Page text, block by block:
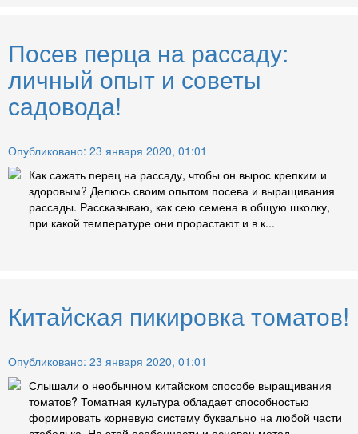
Посев перца на рассаду:
личный опыт и советы
садовода!
Опубликовано: 23 января 2020, 01:01
Как сажать перец на рассаду, чтобы он вырос крепким и
здоровым? Делюсь своим опытом посева и выращивания
рассады. Рассказываю, как сею семена в общую школку,
при какой температуре они прорастают и в к...
Китайская пикировка томатов!
Опубликовано: 23 января 2020, 01:01
Слышали о необычном китайском способе выращивания
томатов? Томатная культура обладает способностью
формировать корневую систему буквально на любой части